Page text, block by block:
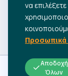
Πλήρες
να
Αποδοχή
Όλων